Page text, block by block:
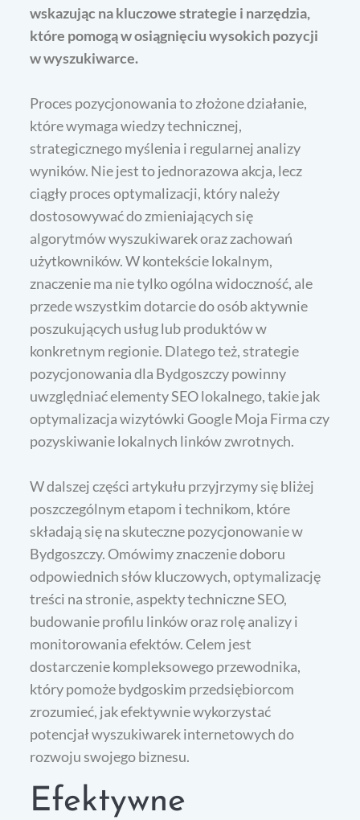
wskazując na kluczowe strategie i narzędzia,
które pomogą w osiągnięciu wysokich pozycji
w wyszukiwarce.
Proces pozycjonowania to złożone działanie,
które wymaga wiedzy technicznej,
strategicznego myślenia i regularnej analizy
wyników. Nie jest to jednorazowa akcja, lecz
ciągły proces optymalizacji, który należy
dostosowywać do zmieniających się
algorytmów wyszukiwarek oraz zachowań
użytkowników. W kontekście lokalnym,
znaczenie ma nie tylko ogólna widoczność, ale
przede wszystkim dotarcie do osób aktywnie
poszukujących usług lub produktów w
konkretnym regionie. Dlatego też, strategie
pozycjonowania dla Bydgoszczy powinny
uwzględniać elementy SEO lokalnego, takie jak
optymalizacja wizytówki Google Moja Firma czy
pozyskiwanie lokalnych linków zwrotnych.
W dalszej części artykułu przyjrzymy się bliżej
poszczególnym etapom i technikom, które
składają się na skuteczne pozycjonowanie w
Bydgoszczy. Omówimy znaczenie doboru
odpowiednich słów kluczowych, optymalizację
treści na stronie, aspekty techniczne SEO,
budowanie profilu linków oraz rolę analizy i
monitorowania efektów. Celem jest
dostarczenie kompleksowego przewodnika,
który pomoże bydgoskim przedsiębiorcom
zrozumieć, jak efektywnie wykorzystać
potencjał wyszukiwarek internetowych do
rozwoju swojego biznesu.
Efektywne